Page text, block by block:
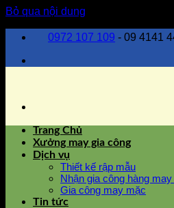
Bỏ qua nội dung
0972 107 109 - 09 4141
Trang Chủ
Xưởng may gia công
Dịch vụ
Thiết kế rập mẫu
Nhận gia công hàng
Gia công may mặc
Tin tức